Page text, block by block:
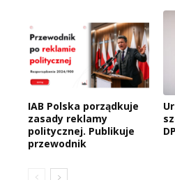
IAB Polska porządkuje
zasady reklamy
politycznej. Publikuje
przewodnik